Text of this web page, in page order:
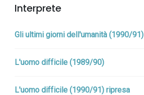
Interprete
Gli ultimi giorni dell'umanità (1990/91)
L'uomo difficile (1989/90)
L'uomo difficile (1990/91) ripresa